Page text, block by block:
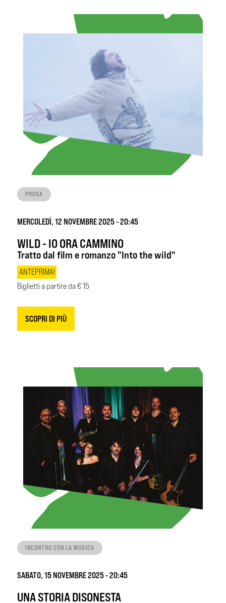
PROSA
MERCOLEDÌ, 12 NOVEMBRE 2025 - 20:45
WILD - IO ORA CAMMINO
Tratto dal film e romanzo "Into the wild"
ANTEPRIMA!
Biglietti a partire da € 15
SCOPRI DI PIÙ
INCONTRO CON LA MUSICA
SABATO, 15 NOVEMBRE 2025 - 20:45
UNA STORIA DISONESTA